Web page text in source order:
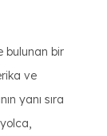
bulunan bir
ve
yanı sıra